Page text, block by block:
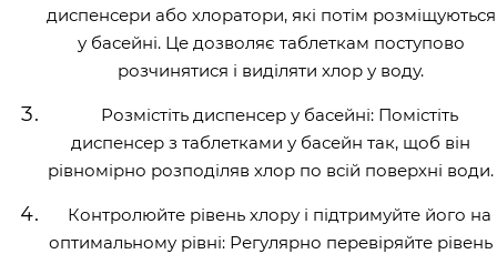
диспенсери або хлоратори, які потім розміщуються
у басейні. Це дозволяє таблеткам поступово
розчинятися і виділяти хлор у воду.
Розмістіть диспенсер у басейні: Помістіть
диспенсер з таблетками у басейн так, щоб він
рівномірно розподіляв хлор по всій поверхні води.
Контролюйте рівень хлору і підтримуйте його на
оптимальному рівні: Регулярно перевіряйте рівень